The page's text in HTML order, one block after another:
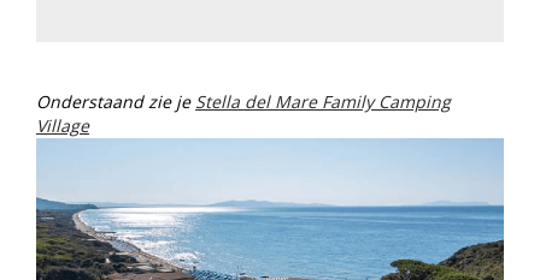
Onderstaand zie je Stella del Mare Family Camping
Village